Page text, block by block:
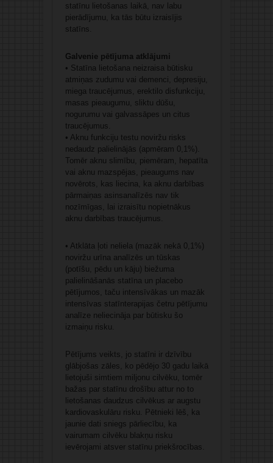
statīnu lietošanas laikā, nav labu
pierādījumu, ka tās būtu izraisījis
statīns.
Galvenie pētījuma atklājumi
• Statīna lietošana neizraisa būtisku
atmiņas zudumu vai demenci, depresiju,
miega traucējumus, erektilo disfunkciju,
masas pieaugumu, sliktu dūšu,
nogurumu vai galvassāpes un citus
traucējumus.
• Aknu funkciju testu noviržu risks
nedaudz palielinājās (apmēram 0,1%).
Tomēr aknu slimību, piemēram, hepatīta
vai aknu mazspējas, pieaugums nav
novērots, kas liecina, ka aknu darbības
pārmaiņas asinsanalīzēs nav tik
nozīmīgas, lai izraisītu nopietnākus
aknu darbības traucējumus.
• Atklāta ļoti neliela (mazāk nekā 0,1%)
noviržu urīna analīzēs un tūskas
(potīšu, pēdu un kāju) biežuma
palielināšanās statīna un placebo
pētījumos, taču intensīvākas un mazāk
intensīvas statīnterapijas četru pētījumu
analīze neliecināja par būtisku šo
izmaiņu risku.
Pētījums veikts, jo statīni ir dzīvību
glābjošas zāles, ko pēdējo 30 gadu laikā
lietojuši simtiem miljonu cilvēku, tomēr
bažas par statīnu drošību attur no to
lietošanas daudzus cilvēkus ar augstu
kardiovaskulāru risku. Pētnieki lēš, ka
jaunie dati sniegs pārliecību, ka
vairumam cilvēku blakņu risku
ievērojami atsver statīnu priekšrocības.